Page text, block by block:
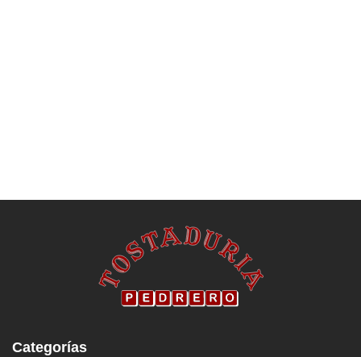
Categorías